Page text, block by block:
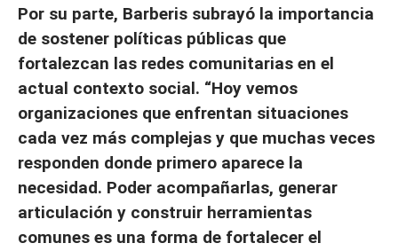
Por su parte, Barberis subrayó la importancia
de sostener políticas públicas que
fortalezcan las redes comunitarias en el
actual contexto social. “Hoy vemos
organizaciones que enfrentan situaciones
cada vez más complejas y que muchas veces
responden donde primero aparece la
necesidad. Poder acompañarlas, generar
articulación y construir herramientas
comunes es una forma de fortalecer el